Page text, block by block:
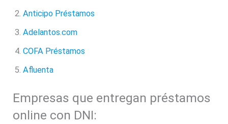
Anticipo Préstamos
Adelantos.com
COFA Préstamos
Afluenta
Empresas que entregan préstamos
online con DNI: